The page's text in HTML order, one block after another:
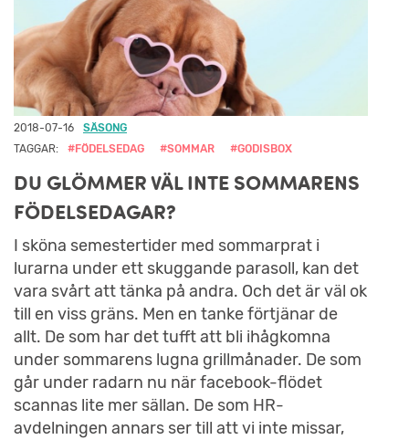
2018-07-16
SÄSONG
TAGGAR:
#FÖDELSEDAG #SOMMAR #GODISBOX
DU GLÖMMER VÄL INTE SOMMARENS
FÖDELSEDAGAR?
I sköna semestertider med sommarprat i
lurarna under ett skuggande parasoll, kan det
vara svårt att tänka på andra. Och det är väl ok
till en viss gräns. Men en tanke förtjänar de
allt. De som har det tufft att bli ihågkomna
under sommarens lugna grillmånader. De som
går under radarn nu när facebook-flödet
scannas lite mer sällan. De som HR-
avdelningen annars ser till att vi inte missar,